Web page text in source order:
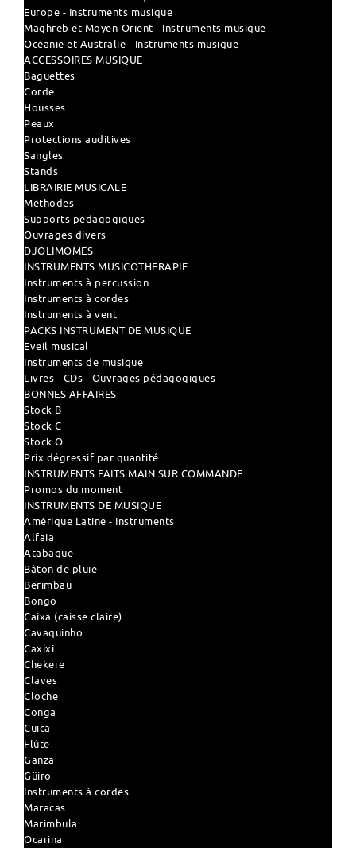
Europe - Instruments musique
Maghreb et Moyen-Orient - Instruments musique
Océanie et Australie - Instruments musique
ACCESSOIRES MUSIQUE
Baguettes
Corde
Housses
Peaux
Protections auditives
Sangles
Stands
LIBRAIRIE MUSICALE
Méthodes
Supports pédagogiques
Ouvrages divers
DJOLIMOMES
INSTRUMENTS MUSICOTHERAPIE
Instruments à percussion
Instruments à cordes
Instruments à vent
PACKS INSTRUMENT DE MUSIQUE
Eveil musical
Instruments de musique
Livres - CDs - Ouvrages pédagogiques
BONNES AFFAIRES
Stock B
Stock C
Stock O
Prix dégressif par quantité
INSTRUMENTS FAITS MAIN SUR COMMANDE
Promos du moment
INSTRUMENTS DE MUSIQUE
Amérique Latine - Instruments
Alfaia
Atabaque
Bâton de pluie
Berimbau
Bongo
Caixa (caisse claire)
Cavaquinho
Caxixi
Chekere
Claves
Cloche
Conga
Cuica
Flûte
Ganza
Güiro
Instruments à cordes
Maracas
Marimbula
Ocarina